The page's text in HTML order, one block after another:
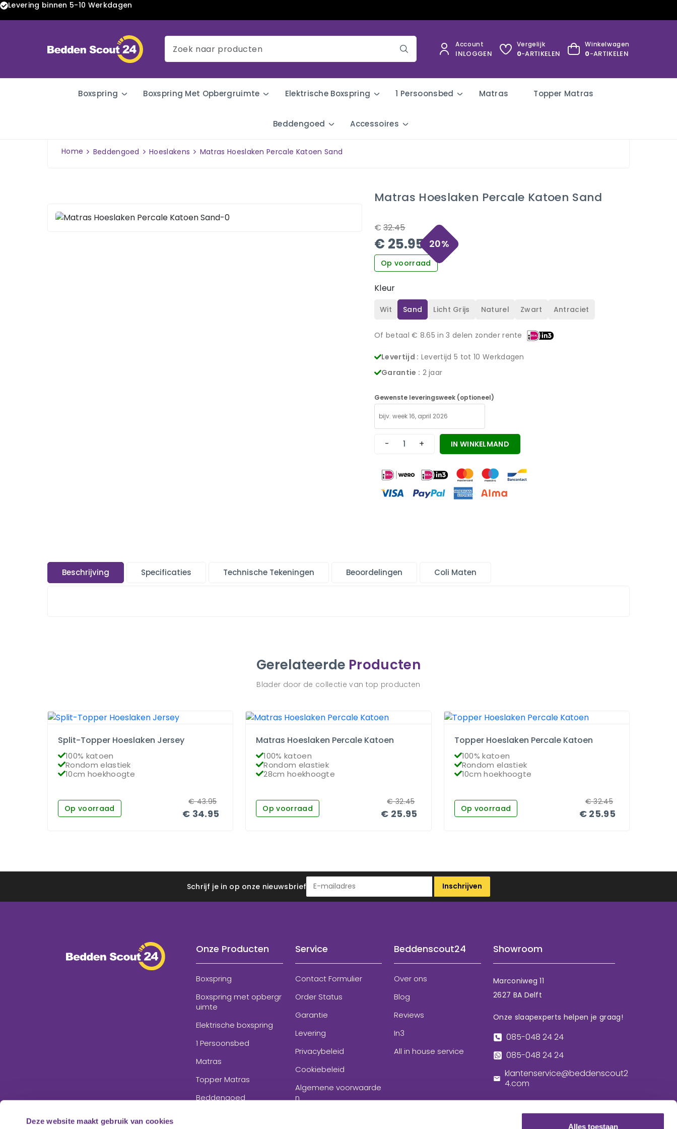
Deze website maakt gebruik van cookies
Alles toestaan
Levering binnen 5-10 Werkdagen
Account
INLOGGEN
Vergelijk
0-ARTIKELEN
Winkelwagen
0-ARTIKELEN
Boxspring Boxspring Met Opbergruimte Elektrische Boxspring 1 Persoonsbed Matras Topper Matras
Beddengoed Accessoires
Home Beddengoed Hoeslakens Matras Hoeslaken Percale Katoen Sand
Matras Hoeslaken Percale Katoen Sand
€ 32.45
€ 25.95 20%
Op voorraad
Kleur
Wit Sand Licht Grijs Naturel Zwart Antraciet
Of betaal € 8.65 in 3 delen zonder rente
Levertijd : Levertijd 5 tot 10 Werkdagen
Garantie : 2 jaar
Gewenste leveringsweek (optioneel)
- + IN WINKELMAND
Beschrijving Specificaties Technische Tekeningen Beoordelingen Coli Maten
Gerelateerde Producten
Blader door de collectie van top producten
Split-Topper Hoeslaken Jersey
100% katoen
Rondom elastiek
10cm hoekhoogte
Op voorraad € 34.95
€43.95
Matras Hoeslaken Percale Katoen
100% katoen
Rondom elastiek
28cm hoekhoogte
Op voorraad € 25.95
€32.45
Topper Hoeslaken Percale Katoen
100% katoen
Rondom elastiek
10cm hoekhoogte
Op voorraad € 25.95
€32.45
Schrijf je in op onze nieuwsbrief Inschrijven
Onze Producten
Boxspring
Boxspring met opbergr
uimte
Elektrische boxspring
1 Persoonsbed
Matras
Topper Matras
Beddengoed
Service
Contact Formulier
Order Status
Garantie
Levering
Privacybeleid
Cookiebeleid
Algemene voorwaarde
n
Beddenscout24
Over ons
Blog
Reviews
In3
All in house service
Showroom
Marconiweg 11
2627 BA Delft
Onze slaapexperts helpen je graag!
085-048 24 24
085-048 24 24
klantenservice@beddenscout2
4.com